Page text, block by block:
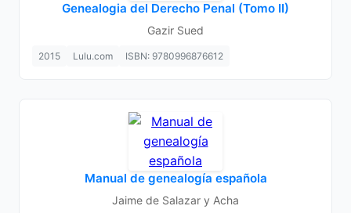
Genealogia del Derecho Penal (Tomo II)
Gazir Sued
2015 Lulu.com ISBN: 9780996876612
Manual de genealogía española
Jaime de Salazar y Acha